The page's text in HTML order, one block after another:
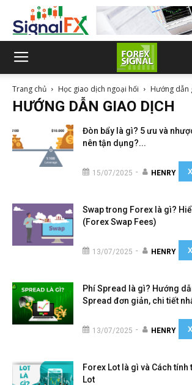
Trang chủ Học giao dịch ngoại hối Hướng dẫn
HƯỚNG DẪN GIAO DỊCH
Đòn bẩy là gì? 5 ưu và
nên tận dụng?...
15/07/2025 - HENRY
Swap trong Forex là gì?
(Forex Swap Fees)
13/07/2025 - HENRY
Phí Spread là gì? Hướng
Spread đơn giản, chi tiết
13/07/2025 - HENRY
Forex Lot là gì và Cách
Lot